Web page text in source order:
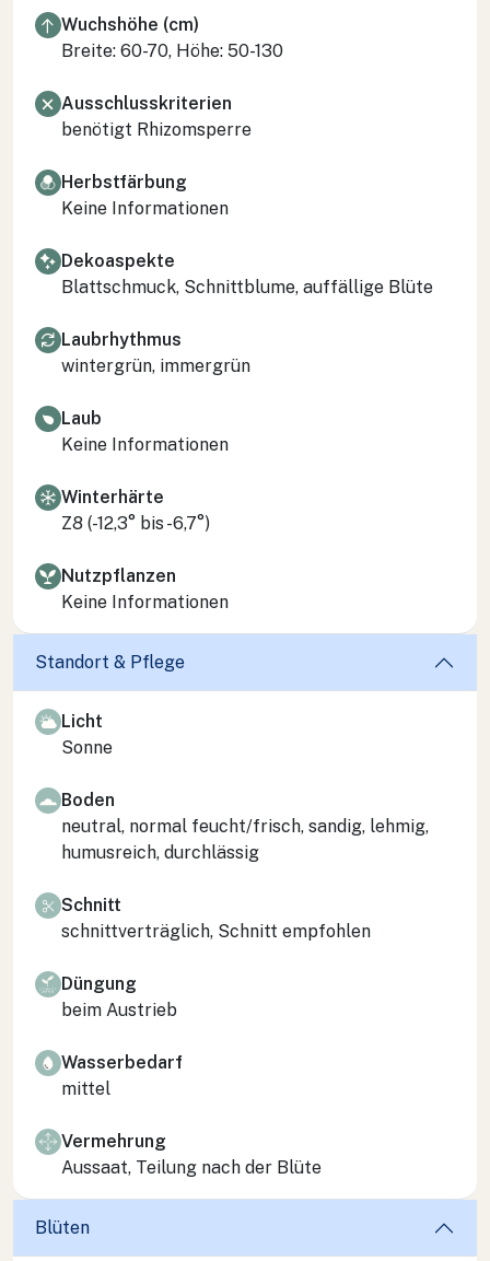
Wuchshöhe (cm)
Breite: 60-70, Höhe: 50-130
Ausschlusskriterien
benötigt Rhizomsperre
Herbstfärbung
Keine Informationen
Dekoaspekte
Blattschmuck, Schnittblume, auffällige Blüte
Laubrhythmus
wintergrün, immergrün
Laub
Keine Informationen
Winterhärte
Z8 (-12,3° bis -6,7°)
Nutzpflanzen
Keine Informationen
Standort & Pflege
Licht
Sonne
Boden
neutral, normal feucht/frisch, sandig, lehmig,
humusreich, durchlässig
Schnitt
schnittverträglich, Schnitt empfohlen
Düngung
beim Austrieb
Wasserbedarf
mittel
Vermehrung
Aussaat, Teilung nach der Blüte
Blüten